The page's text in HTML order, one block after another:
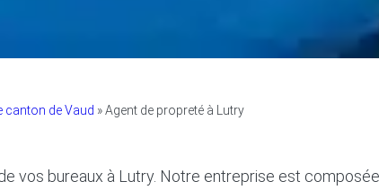
canton de Vaud »Agent de propreté à Lutry
vos bureaux à Lutry. Notre entreprise est